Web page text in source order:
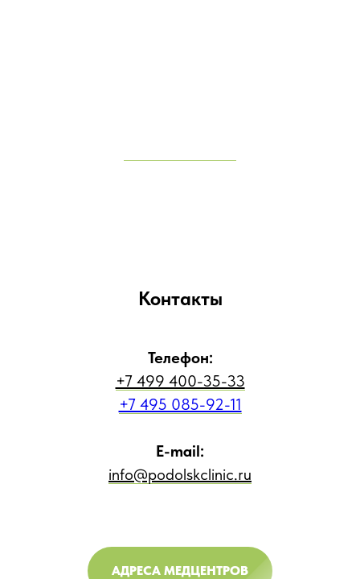
Контакты
Телефон:
+7 499 400-35-33
+7 495 085-92-11
E-mail:
info@podolskclinic.ru
АДРЕСА МЕДЦЕНТРОВ